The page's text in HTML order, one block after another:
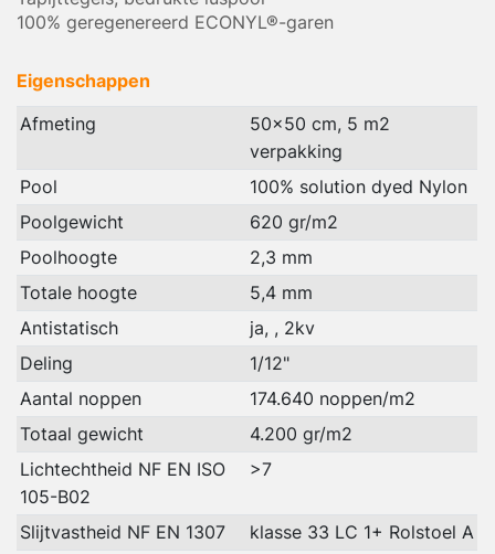
100% geregenereerd ECONYL®-garen
Eigenschappen
Afmeting
50x50 cm, 5 m2
verpakking
Pool
100% solution dyed Nylon
Poolgewicht
620 gr/m2
Poolhoogte
2,3 mm
Totale hoogte
5,4 mm
Antistatisch
ja, , 2kv
Deling
1/12"
Aantal noppen
174.640 noppen/m2
Totaal gewicht
4.200 gr/m2
Lichtechtheid NF EN ISO
105-B02
>7
Slijtvastheid NF EN 1307
klasse 33 LC 1+ Rolstoel A